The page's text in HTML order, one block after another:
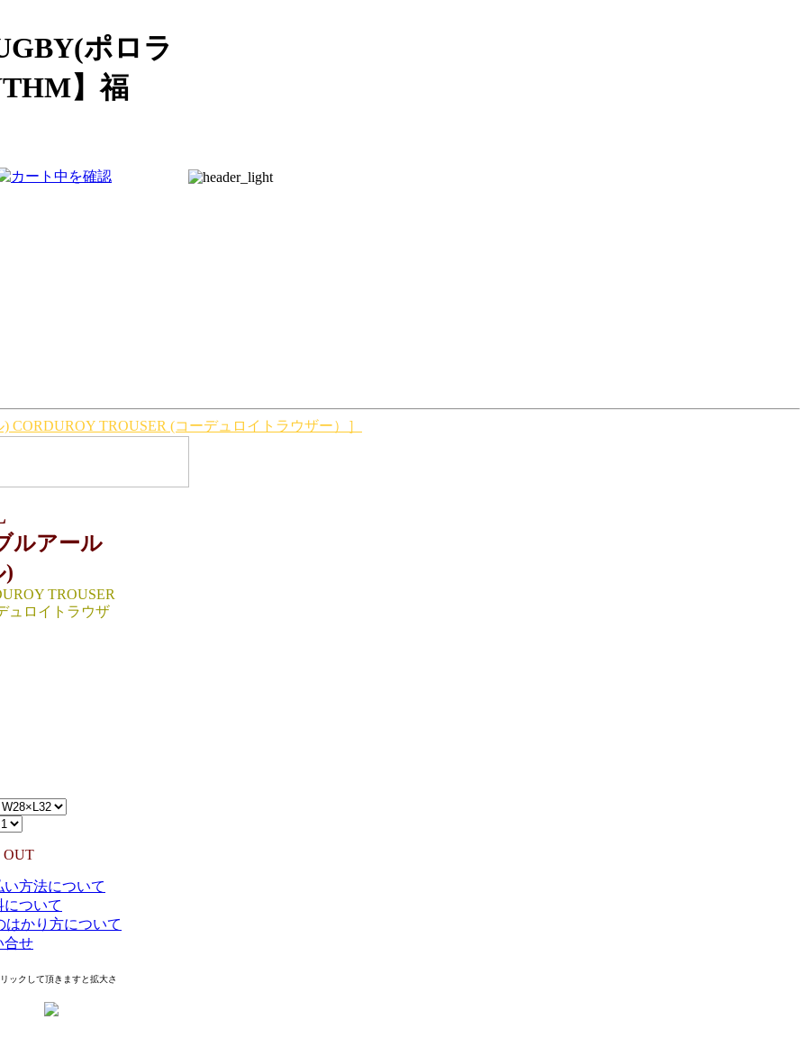
ポロラ
】福
CORDUROY TROUSER (コーデュロイトラウザー）］
ルアール
)
TROUSER
ュロイトラウザ
OUT
い方法について
について
はかり方について
合せ
ックして頂きますと拡大さ